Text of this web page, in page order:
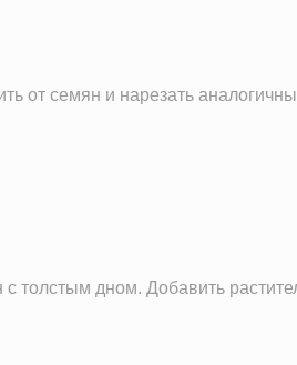
от семян и нарезать
толстым дном. Добавить